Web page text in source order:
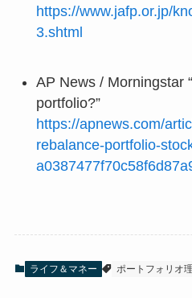
https://www.jafp.or.jp/
3.shtml
AP News / Morningstar
portfolio?”
https://apnews.com/
rebalance-portfolio-
ライフ＆マネー ポートフォリオ